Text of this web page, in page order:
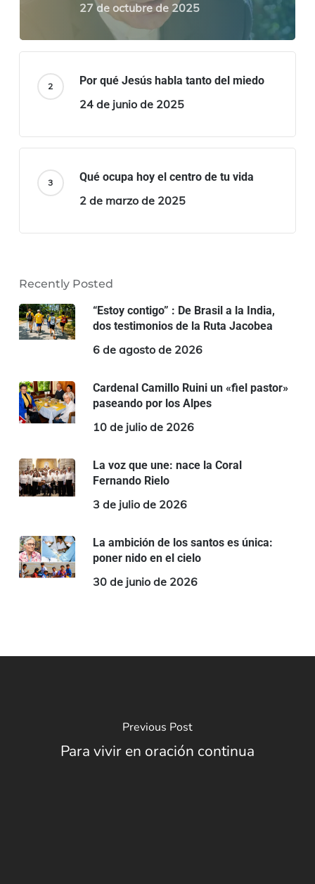
27 de octubre de 2025
Por qué Jesús habla tanto del miedo
24 de junio de 2025
Qué ocupa hoy el centro de tu vida
2 de marzo de 2025
Recently Posted
“Estoy contigo” : De Brasil a la India,
dos testimonios de la Ruta Jacobea
6 de agosto de 2026
Cardenal Camillo Ruini un «fiel pastor»
paseando por los Alpes
10 de julio de 2026
La voz que une: nace la Coral
Fernando Rielo
3 de julio de 2026
La ambición de los santos es única:
poner nido en el cielo
30 de junio de 2026
Previous Post
Para vivir en oración continua